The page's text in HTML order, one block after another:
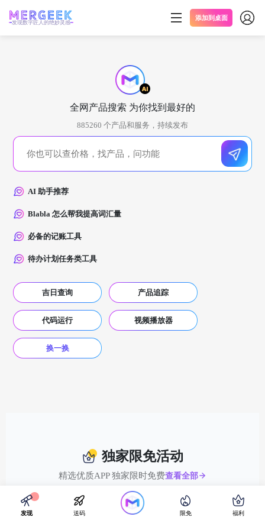
发现数字匠人的绝妙灵感
添加到桌面
全网产品搜索 为你找到最好的
885260 个产品和服务，持续发布
AI 助手推荐
Blabla 怎么帮我提高词汇量
必备的记账工具
待办计划任务类工具
吉日查询 产品追踪
代码运行 视频播放器
换一换
独家限免活动
精选优质APP 独家限时免费查看全部
发现 送码 限免 福利